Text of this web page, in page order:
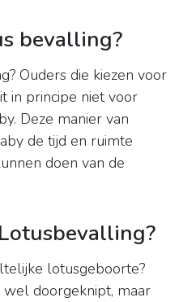
bevalling?
Ouders die kiezen voor
in principe niet voor
Deze manier van
de tijd en ruimte
doen van de
lotusgeboorte?
doorgeknipt, maar